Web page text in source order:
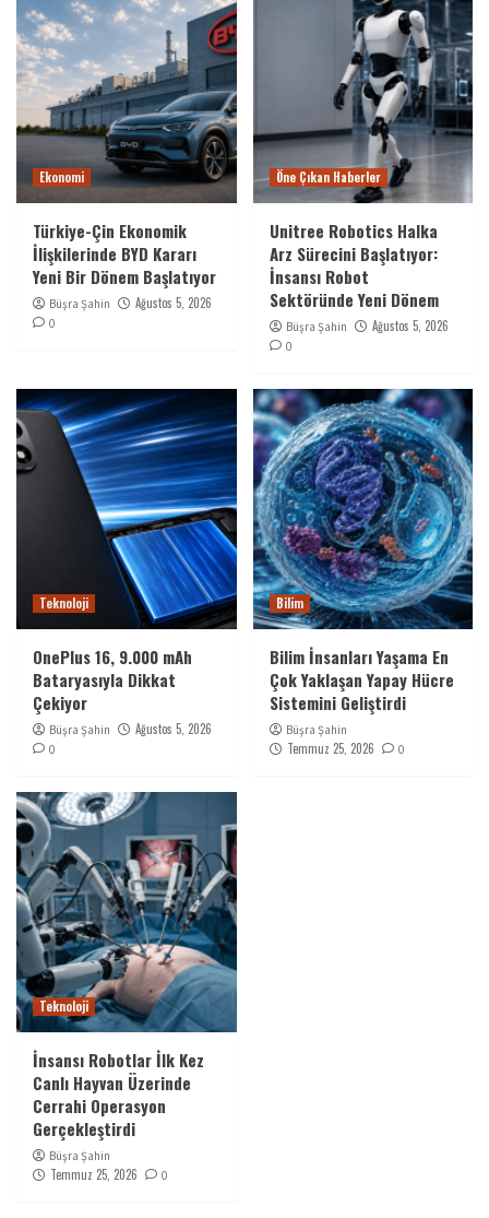
Ekonomi
Türkiye-Çin Ekonomik
İlişkilerinde BYD Kararı
Yeni Bir Dönem Başlatıyor
Büşra Şahin Ağustos 5, 2026
0
Öne Çıkan Haberler
Unitree Robotics Halka
Arz Sürecini Başlatıyor:
İnsansı Robot
Sektöründe Yeni Dönem
Büşra Şahin Ağustos 5, 2026
0
Teknoloji
OnePlus 16, 9.000 mAh
Bataryasıyla Dikkat
Çekiyor
Büşra Şahin Ağustos 5, 2026
0
Bilim
Bilim İnsanları Yaşama En
Çok Yaklaşan Yapay Hücre
Sistemini Geliştirdi
Büşra Şahin
Temmuz 25, 2026 0
Teknoloji
İnsansı Robotlar İlk Kez
Canlı Hayvan Üzerinde
Cerrahi Operasyon
Gerçekleştirdi
Büşra Şahin
Temmuz 25, 2026 0